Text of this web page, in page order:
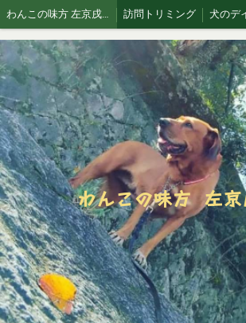
わんこの味方 左京戌空です。 訪問トリミング 犬のデ
お散歩代行 犬猫 訪問シッティングサービス Blog 犬と空
わんこの味方 左